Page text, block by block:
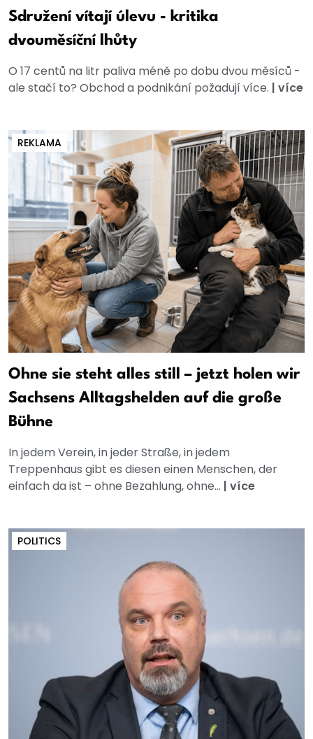
Sdružení vítají úlevu - kritika
dvouměsíční lhůty
O 17 centů na litr paliva méně po dobu dvou měsíců -
ale stačí to? Obchod a podnikání požadují více. | více
REKLAMA
Ohne sie steht alles still – jetzt holen wir
Sachsens Alltagshelden auf die große
Bühne
In jedem Verein, in jeder Straße, in jedem
Treppenhaus gibt es diesen einen Menschen, der
einfach da ist – ohne Bezahlung, ohne... | více
POLITICS